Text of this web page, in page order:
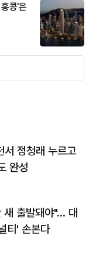
콩'은
서 정청래 누르고
완성
출발돼야"… 대
티' 손본다